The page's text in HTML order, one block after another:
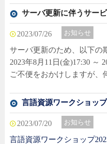
サーバ更新に伴うサー
2023/07/26 お知らせ
サーバ更新のため、以下の
2023年8月11日(金)17:30 ～
ご不便をおかけしますが、
言語資源ワークショッ
2023/07/20 お知らせ
言語資源ワークショップ